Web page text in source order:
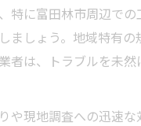
特に富田林市周辺で
ましょう。地域特有
者は、トラブルを未然
や現地調査への迅速